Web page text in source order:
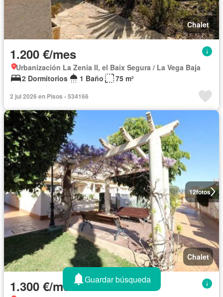
Chalet
1.200 €/mes
Urbanización La Zenia II, el Baix Segura / La Vega Baja
2 Dormitorios
1 Baño 75 m²
2 jul 2026 en Pisos - 534166
12fotos
Chalet
1.300 €/mes Guardar búsqueda